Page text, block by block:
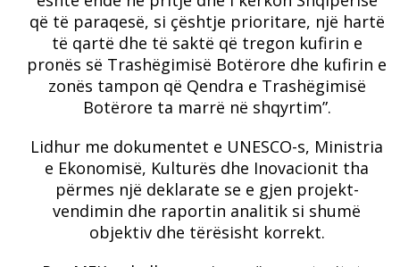
që të paraqesë, si çështje prioritare, një hartë
të qartë dhe të saktë që tregon kufirin e
pronës së Trashëgimisë Botërore dhe kufirin e
zonës tampon që Qendra e Trashëgimisë
Botërore ta marrë në shqyrtim”.
Lidhur me dokumentet e UNESCO-s, Ministria
e Ekonomisë, Kulturës dhe Inovacionit tha
përmes një deklarate se e gjen projekt-
vendimin dhe raportin analitik si shumë
objektiv dhe tërësisht korrekt.